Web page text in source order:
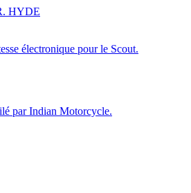
HYDE
électronique pour le Scout.
par Indian Motorcycle.